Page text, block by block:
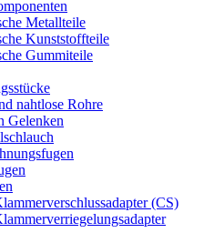
Metallteile
Kunststoffteile
Gummiteile
nahtlose Rohre
Gelenken
(CS)